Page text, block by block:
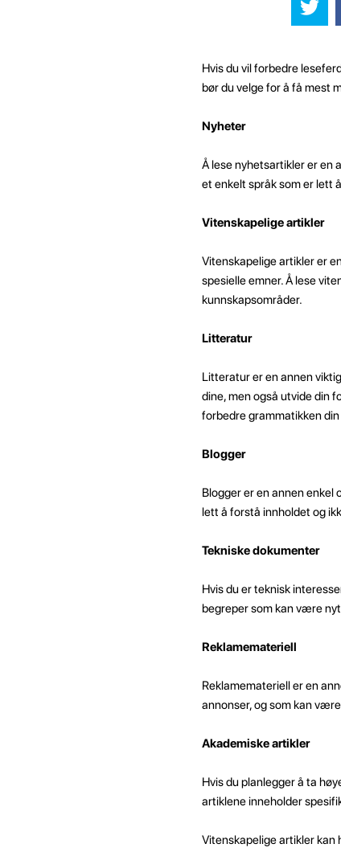
Hvis du vil forbedre
bør du velge for å få mest
Nyheter
Å lese nyhetsartikler er en
et enkelt språk som er lett
Vitenskapelige artikler
Vitenskapelige artikler er
spesielle emner. Å lese
kunnskapsområder.
Litteratur
Litteratur er en annen
dine, men også utvide din
forbedre grammatikken
Blogger
Blogger er en annen enkel
lett å forstå innholdet og
Tekniske dokumenter
Hvis du er teknisk
begreper som kan være
Reklamemateriell
Reklamemateriell er en
annonser, og som kan
Akademiske artikler
Hvis du planlegger å ta
artiklene inneholder
Vitenskapelige artikler kan